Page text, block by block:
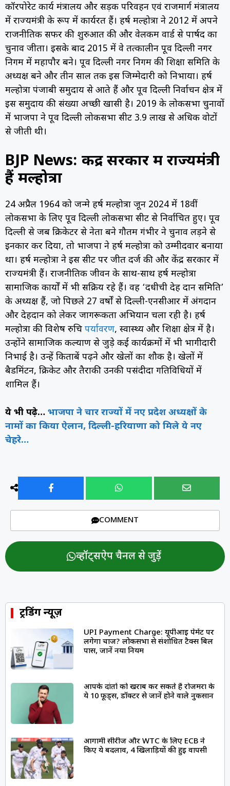
कॉरपोरेट कार्य मंत्रालय और सड़क परिवहन एवं राजमार्ग मंत्रालय
में राज्यमंत्री के रूप में कार्यरत हैं। हर्ष मल्होत्रा ​​ने 2012 में अपने
राजनीतिक सफर की शुरुआत की और वेलकम वार्ड से पार्षद का
चुनाव जीता। इसके बाद 2015 में वे तत्कालीन पूर्वी दिल्ली नगर
निगम में महापौर बने। पूर्वी दिल्ली नगर निगम की शिक्षा समिति के
अध्यक्ष बने और तीन साल तक इस जिम्मेदारी को निभाया। हर्ष
मल्होत्रा पंजाबी समुदाय से आते हैं और पूर्वी दिल्ली निर्वाचन क्षेत्र में
इस समुदाय की संख्या अच्छी खासी है। 2019 के लोकसभा चुनावों
में भाजपा ने पूर्वी दिल्ली लोकसभा सीट 3.9 लाख से अधिक वोटों
से जीती थी।
BJP News: केंद्र सरकार में राज्यमंत्री
हैं मल्होत्रा
24 अप्रैल 1964 को जन्मे हर्ष मल्होत्रा जून 2024 में 18वीं
लोकसभा के लिए पूर्वी दिल्ली लोकसभा सीट से निर्वाचित हुए। पूर्वी
दिल्ली से जब क्रिकेटर से नेता बने गौतम गंभीर ने चुनाव लड़ने से
इनकार कर दिया, तो भाजपा ने हर्ष मल्होत्रा को उम्मीदवार बनाया
था। हर्ष मल्होत्रा ने इस सीट पर जीत दर्ज की और केंद्र सरकार में
राज्यमंत्री हैं। राजनीतिक जीवन के साथ-साथ हर्ष मल्होत्रा
सामाजिक कार्यों में भी सक्रिय रहे हैं। वह ‘दधीची देह दान समिति’
के अध्यक्ष हैं, जो पिछले 27 वर्षों से दिल्ली-एनसीआर में अंगदान
और देहदान को लेकर जागरूकता अभियान चला रही है। हर्ष
मल्होत्रा की विशेष रुचि पर्यावरण, स्वास्थ्य और शिक्षा क्षेत्र में है।
उन्होंने सामाजिक कल्याण से जुड़े कई कार्यक्रमों में भी भागीदारी
निभाई है। उन्हें किताबें पढ़ने और खेलों का शौक है। खेलों में
बैडमिंटन, क्रिकेट और तैराकी उनकी पसंदीदा गतिविधियों में
शामिल हैं।
ये भी पढ़े… भाजपा ने चार राज्यों में नए प्रदेश अध्यक्षों के
नामों का किया ऐलान, दिल्ली-हरियाणा को मिले ये नए
चेहरे…
COMMENT
व्हॉट्सऐप चैनल से जुड़ें
ट्रेंडिंग न्यूज़
UPI Payment Charge: यूपीआई पेमेंट पर
लगेगा चार्ज? लोकसभा से संशोधित टैक्स बिल
पास, जानें नया नियम
आपके दांतों को खराब कर सकते हैं रोजमर्रा के
ये 10 फूड्स, डॉक्टर से जानें होने वाले नुकसान
आगामी सीरीज और WTC के लिए ECB ने
किए ये बदलाव, 4 खिलाड़ियों की हुई वापसी